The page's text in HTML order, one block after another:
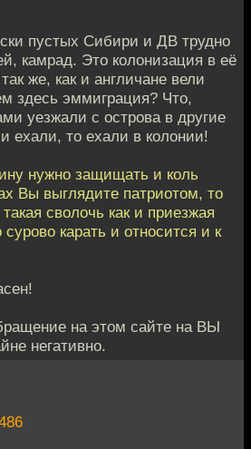
пустых Сибири и ДВ трудно
камрад. Это колонизация в её
же, как и англичане вели
здесь эммиграция? Что,
уезжали с острова в другие
ехали, то ехали в колонии!
нужно защищать и коль
Вы выглядите патриотом, то
сволочь как и приезжая
карать и относится и к
на этом сайте на ВЫ
негативно.